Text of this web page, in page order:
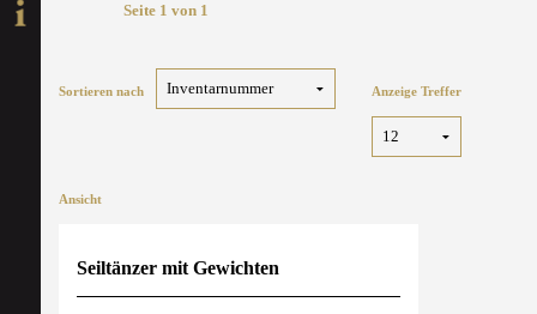
Seite 1 von 1
Sortieren nach Anzeige Treffer
Ansicht
Seiltänzer mit Gewichten